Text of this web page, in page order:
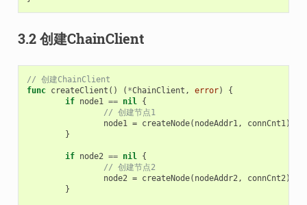
3.2 创建ChainClient
// 创建ChainClient
func createClient () ( *ChainClient , error)
{
if node1 == nil {
// 创建节点1
node1 = createNode( nodeAddr1, connCnt1)
}
if node2 == nil {
// 创建节点2
node2 = createNode( nodeAddr2, connCnt2)
}